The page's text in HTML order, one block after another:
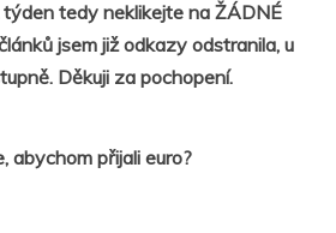
tedy neklikejte na ŽÁDNÉ
jsem již odkazy odstranila, u
Děkuji za pochopení.
abychom přijali euro?